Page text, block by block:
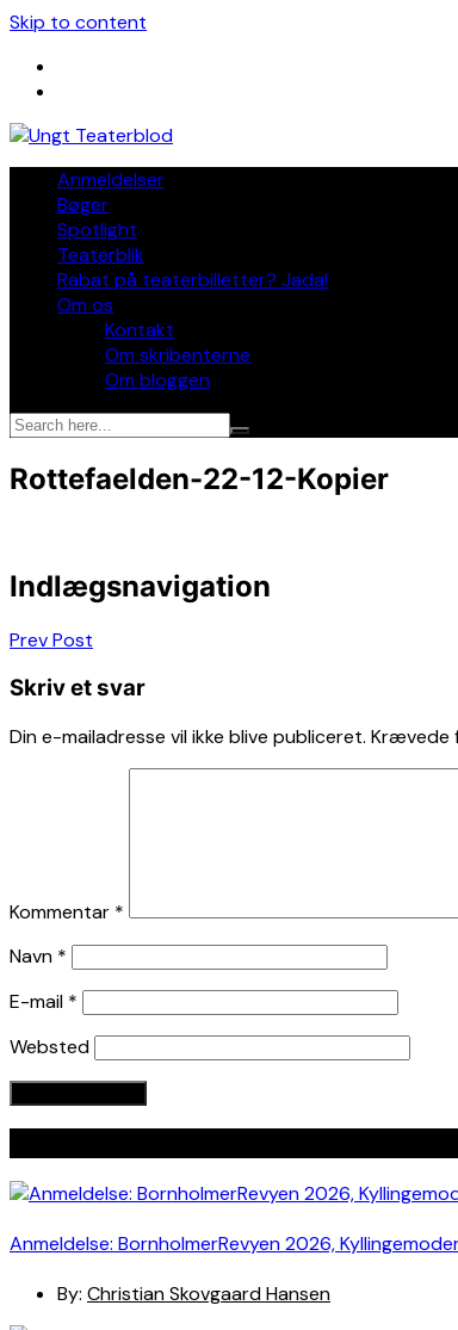
Skip to content
Anmeldelser
Bøger
Spotlight
Teaterblik
Rabat på teaterbilletter? Jada!
Om os
Kontakt
Om skribenterne
Om bloggen
Rottefaelden-22-12-Kopier
Indlægsnavigation
Prev Post
Skriv et svar
Din e-mailadresse vil ikke blive publiceret. Krævede
Kommentar *
Navn *
E-mail *
Websted
Anmeldelse: BornholmerRevyen 2026,
By: Christian Skovgaard Hansen